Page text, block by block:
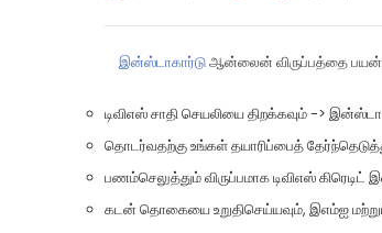
இன்ஸ்டாகார்டுஆன்லைன் விருப்பத்தை
டிவிஎஸ் சாதி செயலியை திறக்கவும் ->
தொடர்வதற்கு உங்கள் தயாரிப்பைத்
பணம்செலுத்தும் விருப்பமாக டிவிஎஸ்
கடன் தொகையை உறுதிசெய்யவும், இஎம்ஐ